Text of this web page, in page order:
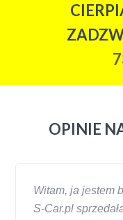
OPINIE
Witam, ja jestem
S-Car.pl